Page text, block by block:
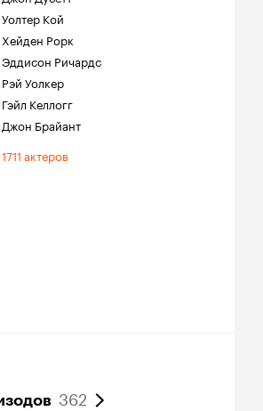
Уолтер Кой
Хейден Рорк
Эддисон Ричардс
Рэй Уолкер
Гэйл Келлогг
Джон Брайант
1711 актеров
362